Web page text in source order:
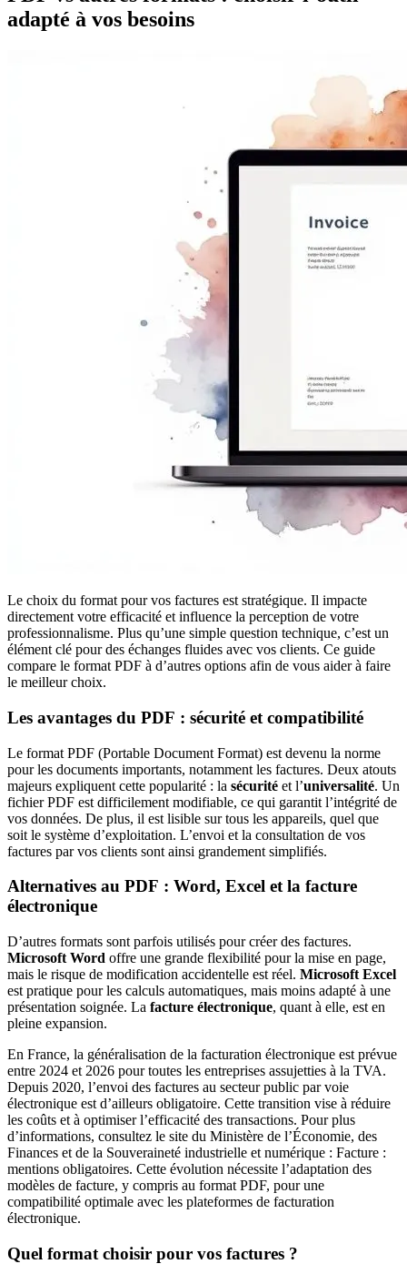
adapté à vos besoins
Le choix du format pour vos factures est stratégique. Il impacte
directement votre efficacité et influence la perception de votre
professionnalisme. Plus qu’une simple question technique, c’est un
élément clé pour des échanges fluides avec vos clients. Ce guide
compare le format PDF à d’autres options afin de vous aider à faire
le meilleur choix.
Les avantages du PDF : sécurité et compatibilité
Le format PDF (Portable Document Format) est devenu la norme
pour les documents importants, notamment les factures. Deux atouts
majeurs expliquent cette popularité : la sécurité et l’universalité. Un
fichier PDF est difficilement modifiable, ce qui garantit l’intégrité de
vos données. De plus, il est lisible sur tous les appareils, quel que
soit le système d’exploitation. L’envoi et la consultation de vos
factures par vos clients sont ainsi grandement simplifiés.
Alternatives au PDF : Word, Excel et la facture
électronique
D’autres formats sont parfois utilisés pour créer des factures.
Microsoft Word offre une grande flexibilité pour la mise en page,
mais le risque de modification accidentelle est réel. Microsoft Excel
est pratique pour les calculs automatiques, mais moins adapté à une
présentation soignée. La facture électronique, quant à elle, est en
pleine expansion.
En France, la généralisation de la facturation électronique est prévue
entre 2024 et 2026 pour toutes les entreprises assujetties à la TVA.
Depuis 2020, l’envoi des factures au secteur public par voie
électronique est d’ailleurs obligatoire. Cette transition vise à réduire
les coûts et à optimiser l’efficacité des transactions. Pour plus
d’informations, consultez le site du Ministère de l’Économie, des
Finances et de la Souveraineté industrielle et numérique : Facture :
mentions obligatoires. Cette évolution nécessite l’adaptation des
modèles de facture, y compris au format PDF, pour une
compatibilité optimale avec les plateformes de facturation
électronique.
Quel format choisir pour vos factures ?